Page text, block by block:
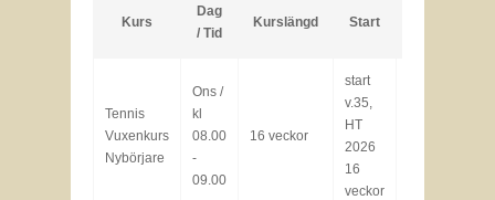
Kurs
Dag
/ Tid
Kurslängd Start
Tennis
Vuxenkurs
Nybörjare
Ons /
kl
08.00
-
09.00
16 veckor
start
v.35,
HT
2026
16
veckor